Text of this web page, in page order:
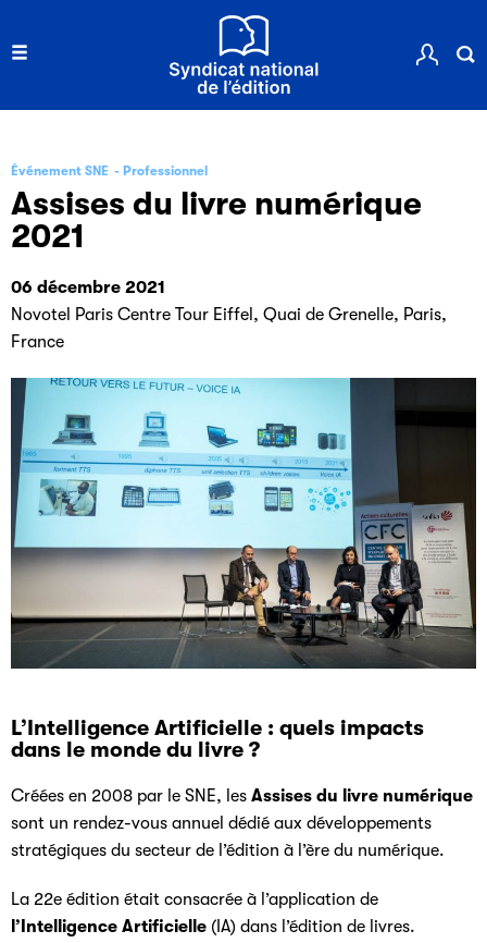
Événement SNE Professionnel
Assises du livre numérique
2021
06 décembre 2021
Novotel Paris Centre Tour Eiffel, Quai de Grenelle, Paris,
France
L’Intelligence Artificielle : quels impacts
dans le monde du livre ?
Créées en 2008 par le SNE, les Assises du livre numérique
sont un rendez-vous annuel dédié aux développements
stratégiques du secteur de l’édition à l’ère du numérique.
La 22e édition était consacrée à l’application de
l’Intelligence Artificielle (IA) dans l’édition de livres.